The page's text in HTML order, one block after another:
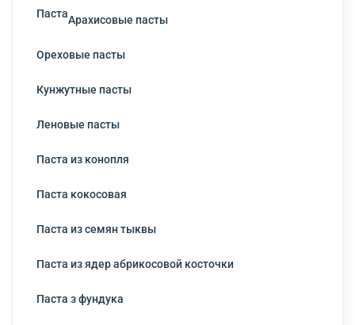
ПастаАрахисовые пасты
Ореховые пасты
Кунжутные пасты
Леновые пасты
Паста из конопля
Паста кокосовая
Паста из семян тыквы
Паста из ядер абрикосовой косточки
Паста з фундука